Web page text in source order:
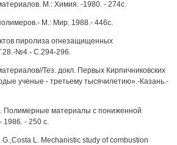
М.: Химия. -1980. - 274с.
М.: Мир. 1988.- 446с.
пиролиза огнезащищенных
№4.- С.294-296.
Тез. докл. Первых Кирпичниковских
ученые - третьему тысячилетию».-Казань.-
Полимерные материалы с пониженной
1986. - 250 с.
L. Mechanistic study of combustion